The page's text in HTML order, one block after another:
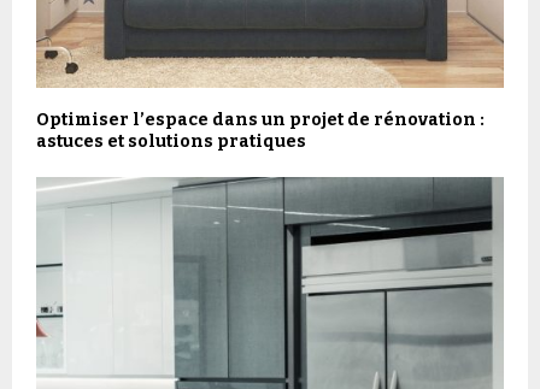
Optimiser l’espace dans un projet de rénovation :
astuces et solutions pratiques